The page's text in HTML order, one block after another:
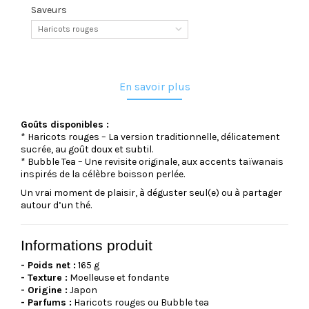
Saveurs
Haricots rouges
En savoir plus
Goûts disponibles :
* Haricots rouges – La version traditionnelle, délicatement
sucrée, au goût doux et subtil.
* Bubble Tea – Une revisite originale, aux accents taïwanais
inspirés de la célèbre boisson perlée.
Un vrai moment de plaisir, à déguster seul(e) ou à partager
autour d’un thé.
Informations produit
- Poids net : 165 g
- Texture : Moelleuse et fondante
- Origine : Japon
- Parfums : Haricots rouges ou Bubble tea